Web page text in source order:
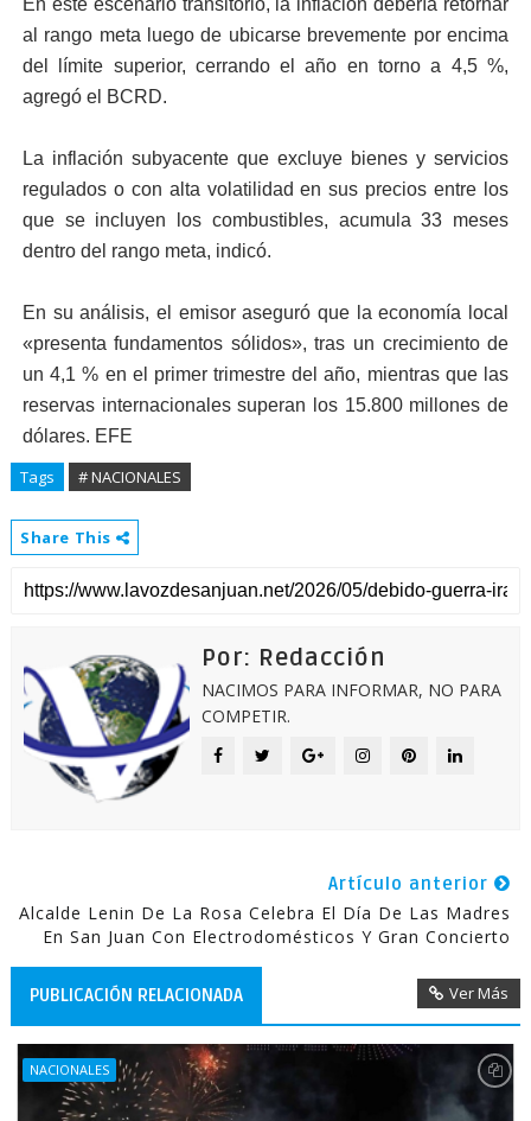
En este escenario transitorio, la inflación debería retornar
al rango meta luego de ubicarse brevemente por encima
del límite superior, cerrando el año en torno a 4,5 %,
agregó el BCRD.
La inflación subyacente que excluye bienes y servicios
regulados o con alta volatilidad en sus precios entre los
que se incluyen los combustibles, acumula 33 meses
dentro del rango meta, indicó.
En su análisis, el emisor aseguró que la economía local
«presenta fundamentos sólidos», tras un crecimiento de
un 4,1 % en el primer trimestre del año, mientras que las
reservas internacionales superan los 15.800 millones de
dólares. EFE
Tags # NACIONALES
Share This
Por: Redacción
NACIMOS PARA INFORMAR, NO PARA
COMPETIR.
Artículo anterior
Alcalde Lenin De La Rosa Celebra El Día De Las Madres
En San Juan Con Electrodomésticos Y Gran Concierto
PUBLICACIÓN RELACIONADA Ver Más
NACIONALES